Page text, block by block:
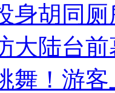
身胡同
大陆台
舞！游客